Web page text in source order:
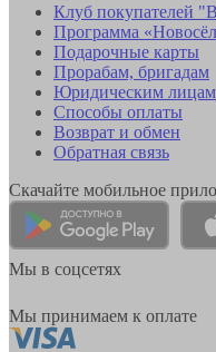
Клуб покупателей
Программа
Подарочные карты
Прорабам, бригадам
Юридическим лицам
Способы оплаты
Возврат и обмен
Обратная связь
Скачайте мобильное
Мы в соцсетях
Мы принимаем к оплате